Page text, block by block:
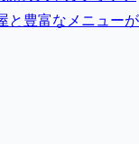
と豊富なメニューが